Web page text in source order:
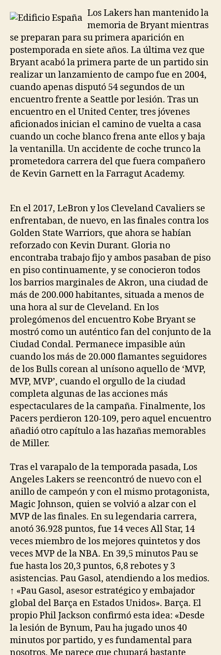
Los Lakers han mantenido la
memoria de Bryant mientras
se preparan para su primera aparición en
postemporada en siete años. La última vez que
Bryant acabó la primera parte de un partido sin
realizar un lanzamiento de campo fue en 2004,
cuando apenas disputó 54 segundos de un
encuentro frente a Seattle por lesión. Tras un
encuentro en el United Center, tres jóvenes
aficionados inician el camino de vuelta a casa
cuando un coche blanco frena ante ellos y baja
la ventanilla. Un accidente de coche trunco la
prometedora carrera del que fuera compañero
de Kevin Garnett en la Farragut Academy.
En el 2017, LeBron y los Cleveland Cavaliers se
enfrentaban, de nuevo, en las finales contra los
Golden State Warriors, que ahora se habían
reforzado con Kevin Durant. Gloria no
encontraba trabajo fijo y ambos pasaban de piso
en piso continuamente, y se conocieron todos
los barrios marginales de Akron, una ciudad de
más de 200.000 habitantes, situada a menos de
una hora al sur de Cleveland. En los
prolegómenos del encuentro Kobe Bryant se
mostró como un auténtico fan del conjunto de la
Ciudad Condal. Permanece impasible aún
cuando los más de 20.000 flamantes seguidores
de los Bulls corean al unísono aquello de ‘MVP,
MVP, MVP’, cuando el orgullo de la ciudad
completa algunas de las acciones más
espectaculares de la campaña. Finalmente, los
Pacers perdieron 120-109, pero aquel encuentro
añadió otro capítulo a las hazañas memorables
de Miller.
Tras el varapalo de la temporada pasada, Los
Angeles Lakers se reencontró de nuevo con el
anillo de campeón y con el mismo protagonista,
Magic Johnson, quien se volvió a alzar con el
MVP de las finales. En su legendaria carrera,
anotó 36.928 puntos, fue 14 veces All Star, 14
veces miembro de los mejores quintetos y dos
veces MVP de la NBA. En 39,5 minutos Pau se
fue hasta los 20,3 puntos, 6,8 rebotes y 3
asistencias. Pau Gasol, atendiendo a los medios.
↑ «Pau Gasol, asesor estratégico y embajador
global del Barça en Estados Unidos». Barça. El
propio Phil Jackson confirmó esta idea: «Desde
la lesión de Bynum, Pau ha jugado unos 40
minutos por partido, y es fundamental para
nosotros. Me parece que chupará bastante